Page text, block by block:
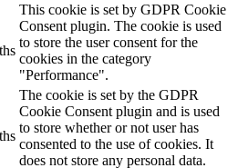
This cookie is set by GDPR Cookie
Consent plugin. The cookie is used
to store the user consent for the
cookies in the category
"Performance".
The cookie is set by the GDPR
Cookie Consent plugin and is used
to store whether or not user has
consented to the use of cookies. It
does not store any personal data.